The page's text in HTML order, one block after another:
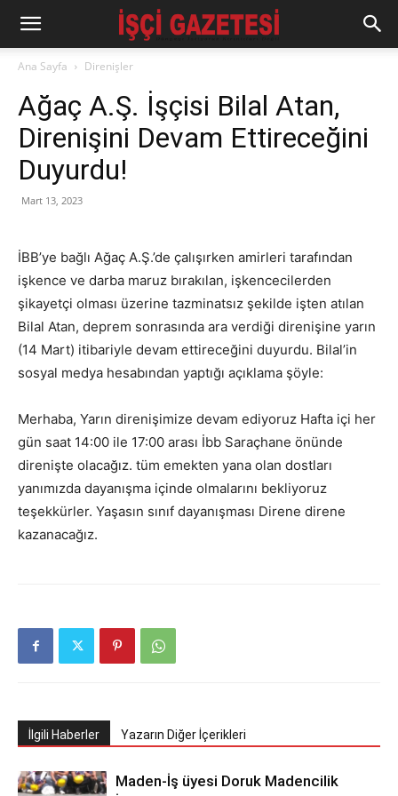
Ana Sayfa Direnişler
Ağaç A.Ş. İşçisi Bilal Atan,
Direnişini Devam Ettireceğini
Duyurdu!
Mart 13, 2023
İBB’ye bağlı Ağaç A.Ş.’de çalışırken amirleri tarafından
işkence ve darba maruz bırakılan, işkencecilerden
şikayetçi olması üzerine tazminatsız şekilde işten atılan
Bilal Atan, deprem sonrasında ara verdiği direnişine yarın
(14 Mart) itibariyle devam ettireceğini duyurdu. Bilal’in
sosyal medya hesabından yaptığı açıklama şöyle:
Merhaba, Yarın direnişimize devam ediyoruz Hafta içi her
gün saat 14:00 ile 17:00 arası İbb Saraçhane önünde
direnişte olacağız. tüm emekten yana olan dostları
yanımızda dayanışma içinde olmalarını bekliyoruz
teşekkürler. Yaşasın sınıf dayanışması Direne direne
kazanacağız.
İlgili Haberler Yazarın Diğer İçerikleri
Maden-İş üyesi Doruk Madencilik